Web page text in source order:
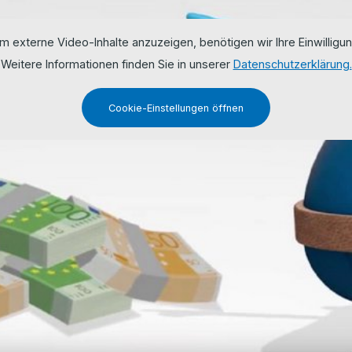
externe Video-Inhalte anzuzeigen, benötigen wir Ihre
Weitere Informationen finden Sie in unserer Datenschutzerklärung.
Cookie-Einstellungen öffnen